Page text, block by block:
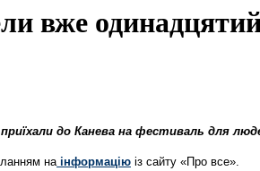
вже
до Канева на фестиваль для
на інформацію із сайту «Про все».